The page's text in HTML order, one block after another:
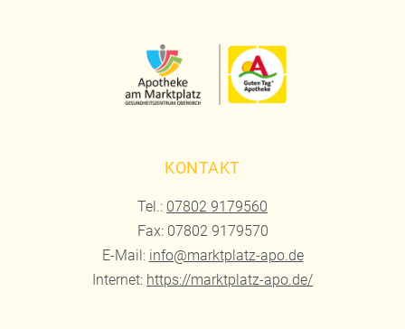
KONTAKT
Tel.: 07802 9179560
Fax: 07802 9179570
E-Mail: info@marktplatz-apo.de
Internet: https://marktplatz-apo.de/